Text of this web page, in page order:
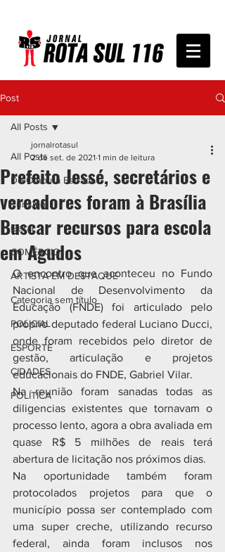
Post
All Posts
De Olho na Estrada
Turismo
Geral
COMÉRCIO
ARTISTA EM DESTAQUE
Categoria sem título
POLICIAL
ESPORTE
CIDADES
POLÍTICA
All Posts
Prefeito Jessé, secretários e
vereadores foram à Brasília
Buscar recursos para escola
em Agudos
jornalrotasul
2 de set. de 2021 1 min de leitura
O encontro que aconteceu no Fundo
Nacional de Desenvolvimento da
Educação (FNDE) foi articulado pelo
próprio deputado federal Luciano Ducci,
onde foram recebidos pelo diretor de
gestão, articulação e projetos
educacionais do FNDE, Gabriel Vilar.
Na reunião foram sanadas todas as
diligencias existentes que tornavam o
processo lento, agora a obra avaliada em
quase R$ 5 milhões de reais terá
abertura de licitação nos próximos dias.
Na oportunidade também foram
protocolados projetos para que o
município possa ser contemplado com
uma super creche, utilizando recurso
federal, ainda foram inclusos nos